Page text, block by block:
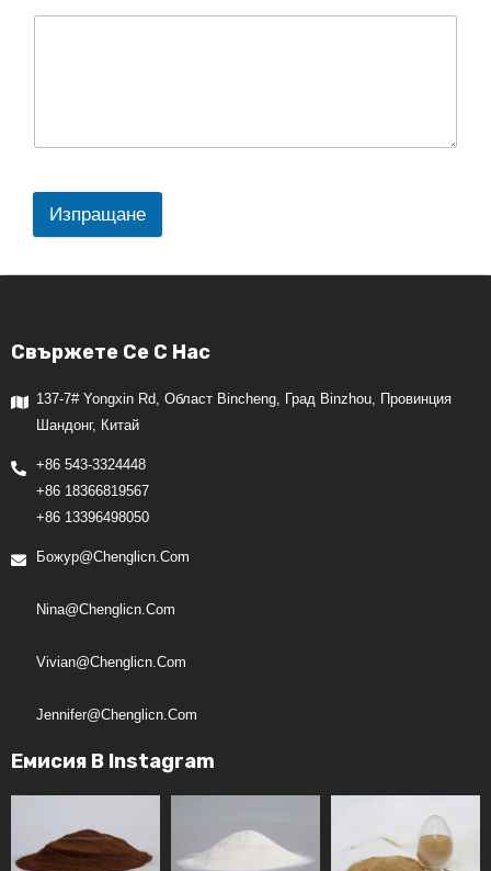
Изпращане
Свържете Се С Нас
137-7# Yongxin Rd, Област Bincheng, Град Binzhou, Провинция
Шандонг, Китай
+86 543-3324448
+86 18366819567
+86 13396498050
Божур@chenglicn.com
Nina@chenglicn.com
Vivian@chenglicn.com
Jennifer@chenglicn.com
Емисия В Instagram